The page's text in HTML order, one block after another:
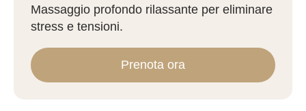
Massaggio profondo rilassante per eliminare
stress e tensioni.
Prenota ora